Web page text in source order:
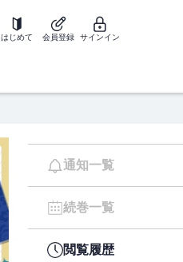
はじめて 会員登録 サインイン
通知一覧
続巻一覧
閲覧履歴